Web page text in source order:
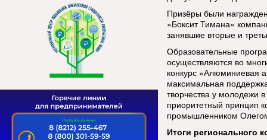
Призёры были
«Боксит Тимана»
занявшие вторые и
Образовательные
осуществляются во
конкурс «Алюминиевая
максимальная
творчества у молодежи
приоритетный принцип
промышленником
Итоги регионального